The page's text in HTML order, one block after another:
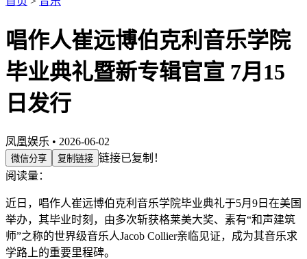
唱作人崔远博伯克利音乐学院
毕业典礼暨新专辑官宣 7月15
日发行
凤凰娱乐 • 2026-06-02
微信分享 复制链接 链接已复制！
阅读量：
近日，唱作人崔远博伯克利音乐学院毕业典礼于5月9日在美国
举办，其毕业时刻，由多次斩获格莱美大奖、素有“和声建筑
师”之称的世界级音乐人Jacob Collier亲临见证，成为其音乐求
学路上的重要里程碑。